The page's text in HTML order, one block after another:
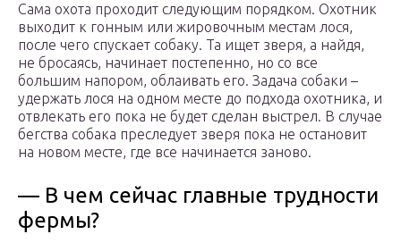
Сама охота проходит следующим порядком. Охотник
выходит к гонным или жировочным местам лося,
после чего спускает собаку. Та ищет зверя, а найдя,
не бросаясь, начинает постепенно, но со все
большим напором, облаивать его. Задача собаки –
удержать лося на одном месте до подхода охотника, и
отвлекать его пока не будет сделан выстрел. В случае
бегства собака преследует зверя пока не остановит
на новом месте, где все начинается заново.
— В чем сейчас главные трудности
фермы?